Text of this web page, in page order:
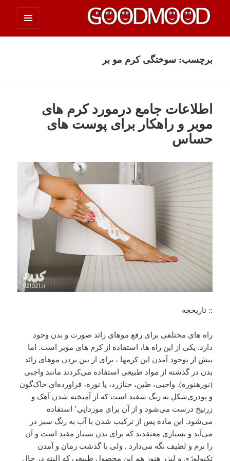
چیزای خووب مووب
برچسب:سوختگی کرم مو بر
اطلاعات جامع درمورد کرم های
موبر و راهکار برای پوست های
حساس
:: تاریخچه
راه های مختلفی برای رفع موهای زائد صورت و بدن وجود
دارد. یکی از این راه ها، استفاده از کرم های موبر است. اما
پیش از بوجود آمدن این کرمها ، برای از بین بردن موهای زائد
بدن در گذشته از مواد طبیعی استفاده می‌کردند مانند واجبی
(نورهنوره). واجبی، طین، حنازرد، یا نوره، فراورده‌ای خاک‌گون
و پودری‌شکل به رنگ سفید است که از آمیخته شدن آهک و
زرنیخ درست می‌شود و از آن برای موزدایی٬ استفاده
می‌شود. این ماده پس از ترکیب شدن با آب به رنگ سبز در
می‌آید و بسیاری معتقدند که برای بدن بسیار مفید است و آن
را نرم و لطیف نگه می‌دارد . ولی با گذشت زمان و آمدن
تکنولوژی و لیزر هنوز هم این محصول طبیعی که البته در حال